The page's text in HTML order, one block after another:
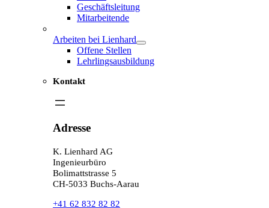
Geschäftsleitung
Mitarbeitende
Arbeiten bei Lienhard
Offene Stellen
Lehrlingsausbildung
Kontakt
Adresse
K. Lienhard AG
Ingenieurbüro
Bolimattstrasse 5
CH-5033 Buchs-Aarau
+41 62 832 82 82